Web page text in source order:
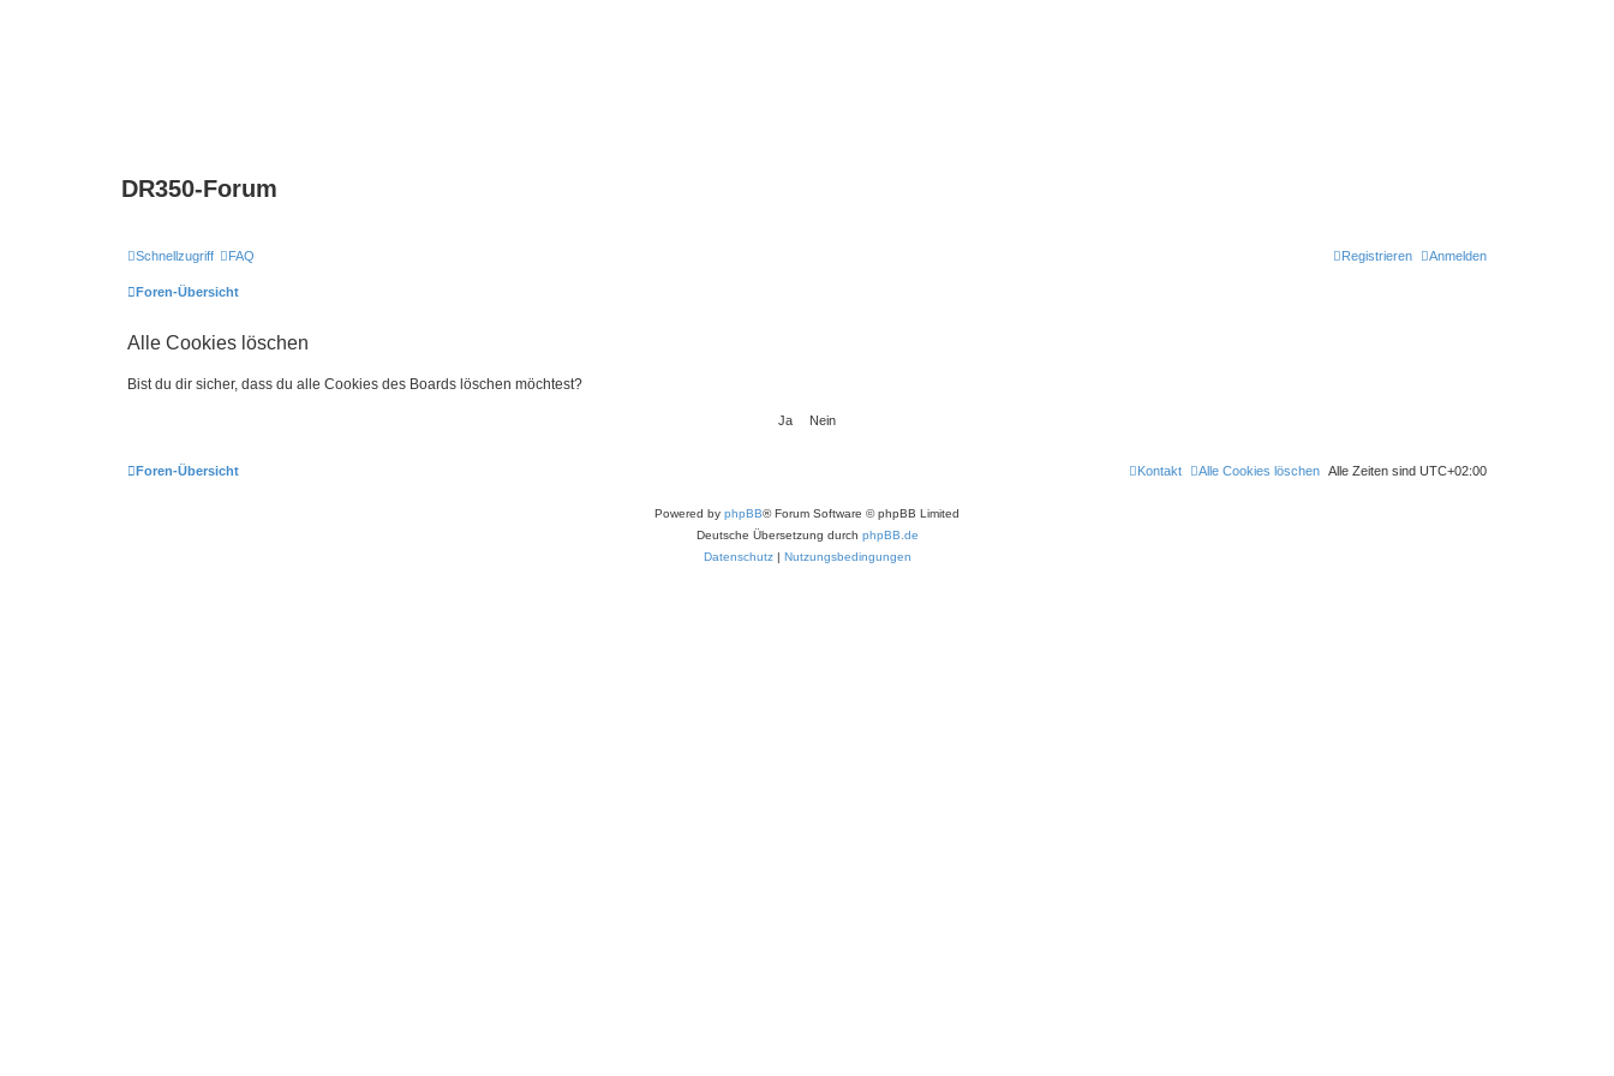
DR350-Forum
Schnellzugriff FAQ Anmelden
Registrieren
Foren-Übersicht
Alle Cookies löschen
Bist du dir sicher, dass du alle Cookies des Boards löschen möchtest?
Foren-Übersicht Alle Zeiten sind UTC+02:00
Alle Cookies löschen
Kontakt
Powered by phpBB® Forum Software © phpBB Limited
Deutsche Übersetzung durch phpBB.de
Datenschutz| Nutzungsbedingungen